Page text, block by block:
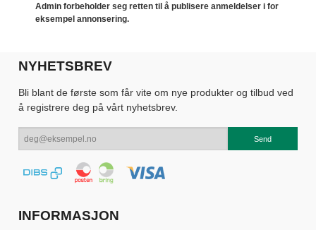
Admin forbeholder seg retten til å publisere anmeldelser i for
eksempel annonsering.
NYHETSBREV
Bli blant de første som får vite om nye produkter og tilbud ved
å registrere deg på vårt nyhetsbrev.
INFORMASJON